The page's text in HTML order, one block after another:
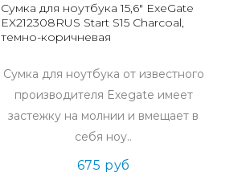
Сумка для ноутбука 15,6" ExeGate
EX212308RUS Start S15 Charcoal,
темно-коричневая
Сумка для ноутбука от известного
производителя Exegate имеет
застежку на молнии и вмещает в
себя ноу..
675 руб